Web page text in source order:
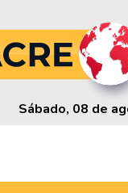
Sábado, 08 de